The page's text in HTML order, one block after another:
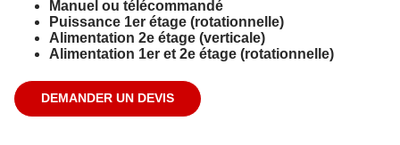
Manuel ou télécommandé
Puissance 1er étage (rotationnelle)
Alimentation 2e étage (verticale)
Alimentation 1er et 2e étage (rotationnelle)
DEMANDER UN DEVIS